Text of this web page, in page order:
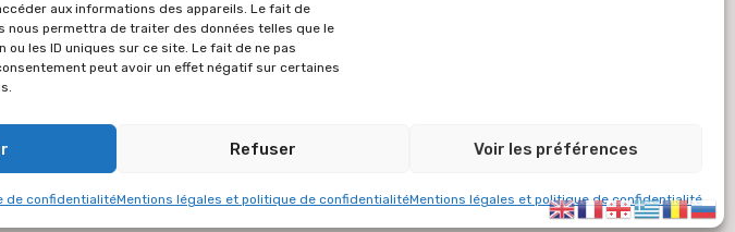
aux informations des appareils. Le fait de
nous permettra de traiter des données telles que le
les ID uniques sur ce site. Le fait de ne pas
peut avoir un effet négatif sur certaines
Refuser Voir les préférences
de confidentialitéMentions légales et politique de confidentialitéMentions légales et politique de confidentialité
une extension de traduction automatique des contenus à partir de la langue française. Le texte
L'équipe éditoriale vous remercie de votre compréhension.